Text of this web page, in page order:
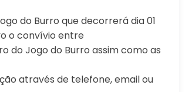
do Burro que decorrerá dia 01
o convívio entre
do Jogo do Burro assim como as
através de telefone, email ou